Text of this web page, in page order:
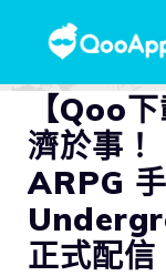
【Qoo
濟於事！
ARPG
正式配信